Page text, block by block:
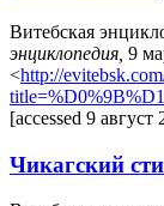
Витебская
энциклопедия, 9
<http://
[accessed 9 август
Чикагский